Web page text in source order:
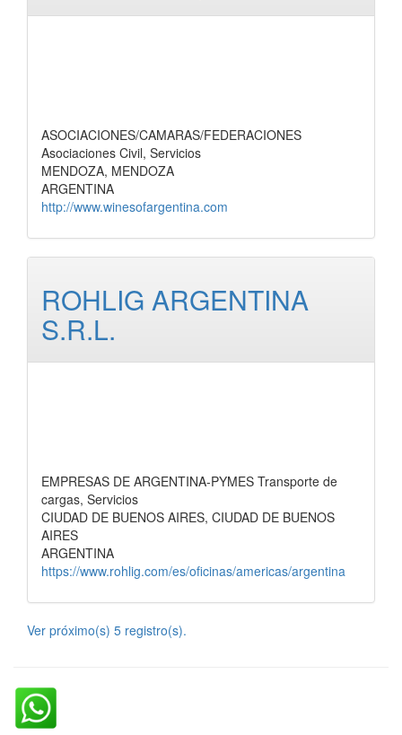
ASOCIACIONES/CAMARAS/FEDERACIONES
Asociaciones Civil, Servicios
MENDOZA, MENDOZA
ARGENTINA
http://www.winesofargentina.com
ROHLIG ARGENTINA
S.R.L.
EMPRESAS DE ARGENTINA-PYMES Transporte de
cargas, Servicios
CIUDAD DE BUENOS AIRES, CIUDAD DE BUENOS
AIRES
ARGENTINA
https://www.rohlig.com/es/oficinas/americas/argentina
Ver próximo(s) 5 registro(s).